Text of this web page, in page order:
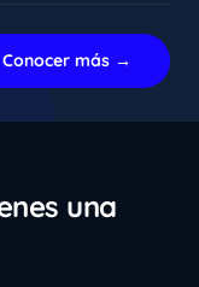
Conocer más →
una